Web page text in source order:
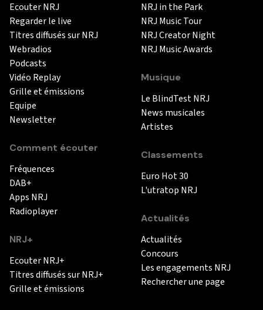
Ecouter NRJ
Regarder le live
Titres diffusés sur NRJ
Webradios
Podcasts
Vidéo Replay
Grille et émissions
Equipe
Newsletter
Comment écouter
Fréquences
DAB+
Apps NRJ
Radioplayer
NRJ+
Ecouter NRJ+
Titres diffusés sur NRJ+
Grille et émissions
NRJ in the Park
NRJ Music Tour
NRJ Creator Night
NRJ Music Awards
Musique
Le BlindTest NRJ
News musicales
Artistes
Classements
Euro Hot 30
L'utratop NRJ
Actualités
Actualités
Concours
Les engagements NRJ
Rechercher une page